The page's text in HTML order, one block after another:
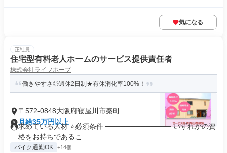
気になる
正社員
住宅型有料老人ホームのサービス提供責任者
株式会社ライフホープ
働きやすさ◎週休2日制★有休消化率100%！
〒572-0848大阪府寝屋川市秦町
月給35万円以上
求めている人材 ⭐必須条件 ───────────── いずれかの資
格をお持ちであるこ...
バイク通勤OK +14個